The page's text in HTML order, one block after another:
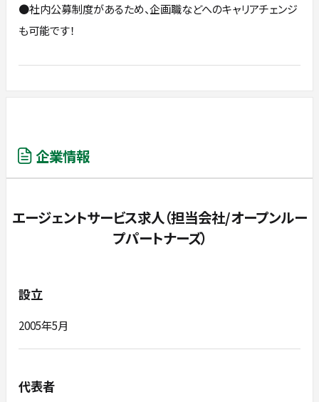
●社内公募制度があるため、企画職などへのキャリアチェンジ
も可能です！
企業情報
エージェントサービス求人（担当会社/オープンルー
プパートナーズ）
設立
2005年5月
代表者